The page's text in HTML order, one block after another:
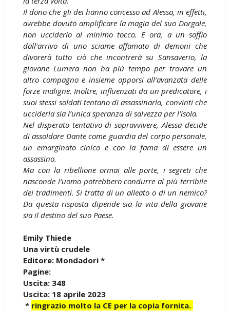
Il dono che gli dei hanno concesso ad Alessa, in effetti,
avrebbe dovuto amplificare la magia del suo Dorgale,
non ucciderlo al minimo tocco. E ora, a un soffio
dall’arrivo di uno sciame affamato di demoni che
divorerà tutto ciò che incontrerà su Sansaverio, la
giovane Lumera non ha più tempo per trovare un
altro compagno e insieme opporsi all’avanzata delle
forze maligne. Inoltre, influenzati da un predicatore, i
suoi stessi soldati tentano di assassinarla, convinti che
ucciderla sia l’unica speranza di salvezza per l’isola.
Nel disperato tentativo di sopravvivere, Alessa decide
di assoldare Dante come guardia del corpo personale,
un emarginato cinico e con la fama di essere un
assassino.
Ma con la ribellione ormai alle porte, i segreti che
nasconde l’uomo potrebbero condurre al più terribile
dei tradimenti. Si tratta di un alleato o di un nemico?
Da questa risposta dipende sia la vita della giovane
sia il destino del suo Paese.
Emily Thiede
Una virtù crudele
Editore: Mondadori *
Pagine:
Uscita: 348
Uscita: 18 aprile 2023
* ringrazio molto la CE per la copia fornita.